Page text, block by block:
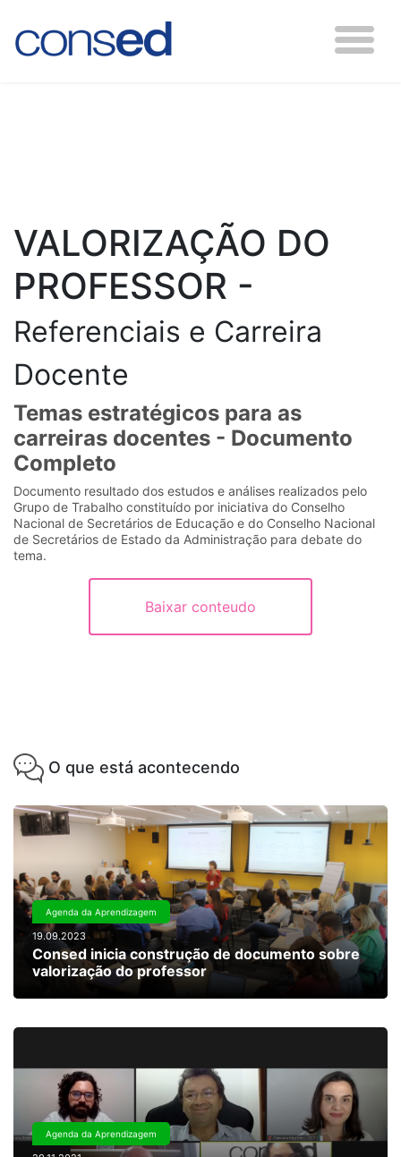
VALORIZAÇÃO DO
PROFESSOR -
Referenciais e Carreira
Docente
Temas estratégicos para as
carreiras docentes - Documento
Completo
Documento resultado dos estudos e análises realizados pelo
Grupo de Trabalho constituído por iniciativa do Conselho
Nacional de Secretários de Educação e do Conselho Nacional
de Secretários de Estado da Administração para debate do
tema.
Baixar conteudo
O que está acontecendo
Agenda da Aprendizagem
19.09.2023
Consed inicia construção de documento sobre
valorização do professor
Agenda da Aprendizagem